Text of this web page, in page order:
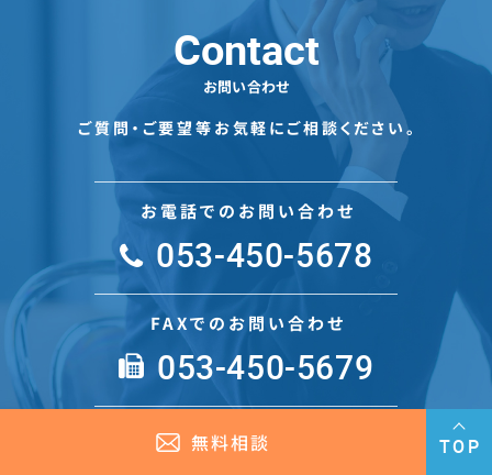
無料相談 TOP
Contact
お問い合わせ
ご質問・ご要望等お気軽にご相談ください。
お電話でのお問い合わせ
053-450-5678
FAXでのお問い合わせ
053-450-5679
メールでのお問い合わせ